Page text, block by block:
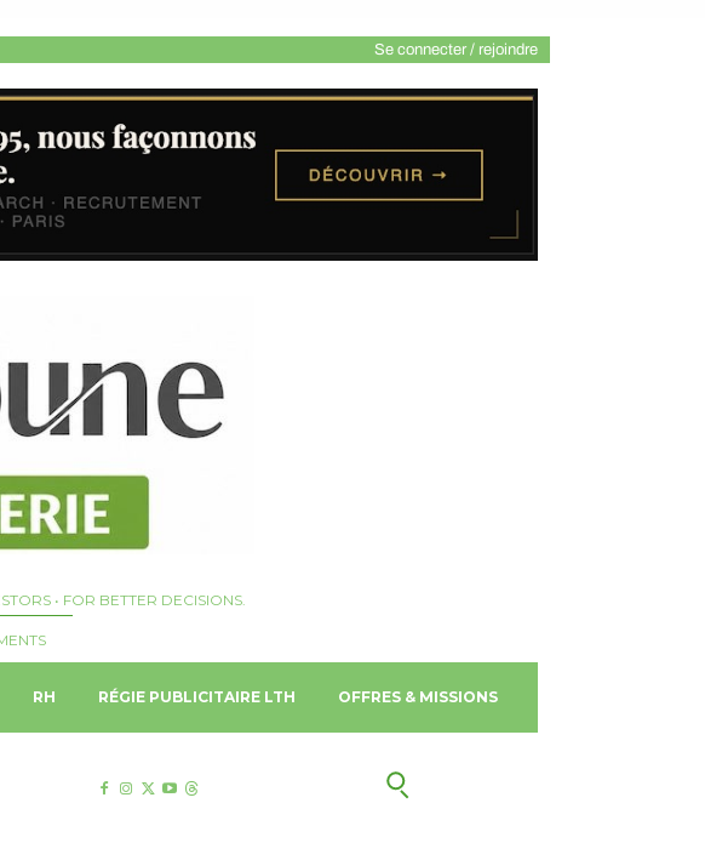
Se connecter / rejoindre
• FOR BETTER DECISIONS.
RH RÉGIE PUBLICITAIRE LTH OFFRES & MISSIONS